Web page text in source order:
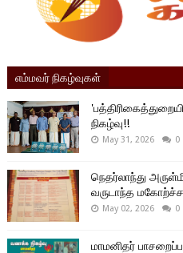
எம்மவர் நிகழ்வுகள்
நிகழ்வு!!
May 31, 2026 0
நெதர்லாந்து
வருடாந்த
May 02, 2026 0
மாமனிதர்